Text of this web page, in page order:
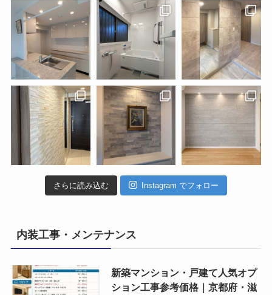
さらに読み込む Instagram でフォロー
内装工事・メンテナンス
新築マンション・戸建て人気オプ
ション工事参考価格｜京都府・滋